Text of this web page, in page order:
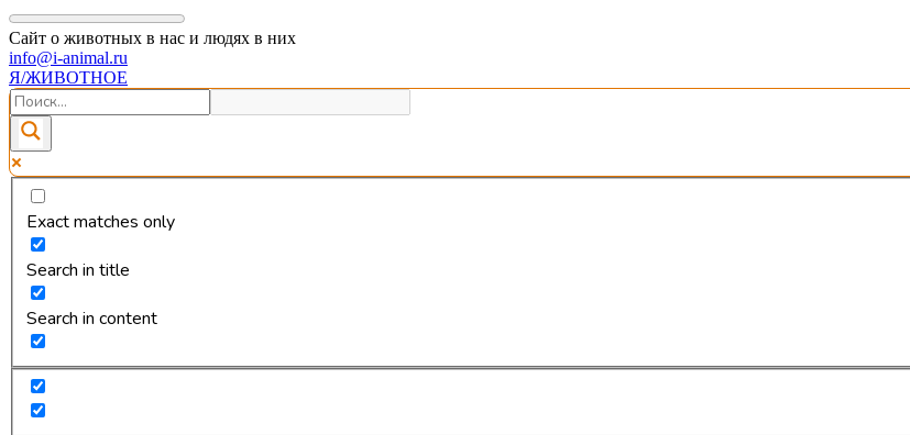
Сайт о животных в нас и людях в них
info@i-animal.ru
Я/ЖИВОТНОЕ
Exact matches only
Search in title
Search in content